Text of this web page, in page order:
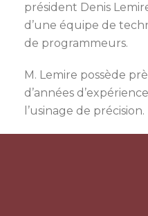
président Denis
d’une équipe de
de programmeurs.
M. Lemire possède
d’années
l’usinage de précision.